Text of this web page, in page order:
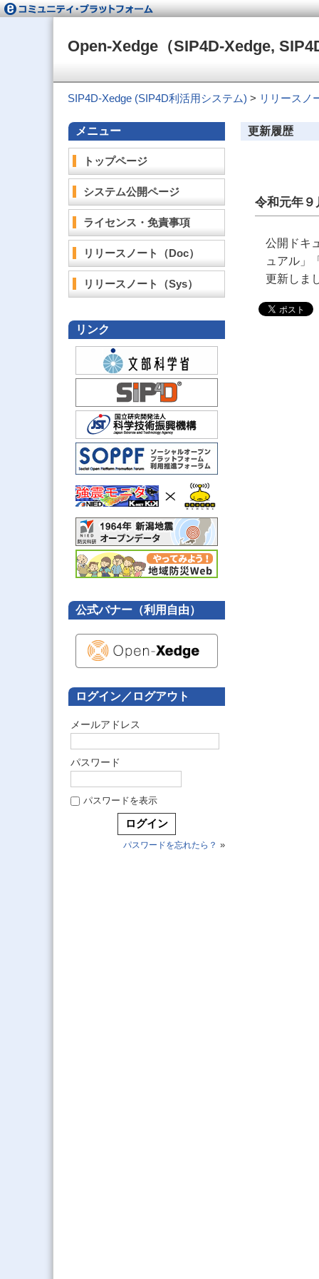
Open-Xedge（SIP4D-Xedge,
SIP4D-Xedge (SIP4D利活用システム) > リリースノ
メニュー
トップページ
システム公開ページ
ライセンス・免責事項
リリースノート（Doc）
リリースノート（Sys）
リンク
公式バナー（利用自由）
ログイン／ログアウト
メールアドレス
パスワード
パスワードを表示
パスワードを忘れたら？ »
更新履歴
令和元年９
公開ドキ
ュアル」
更新しま